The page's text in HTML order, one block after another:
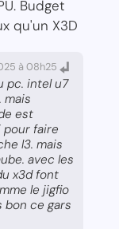
Budget
qu'un X3D
à 08h25
pc. intel u7
mais
est
pour faire
l3. mais
avec les
x3d font
le jigfio
bon ce gars